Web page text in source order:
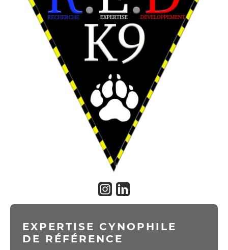
EXPERTISE CYNOPHILE
DE RÉFÉRENCE